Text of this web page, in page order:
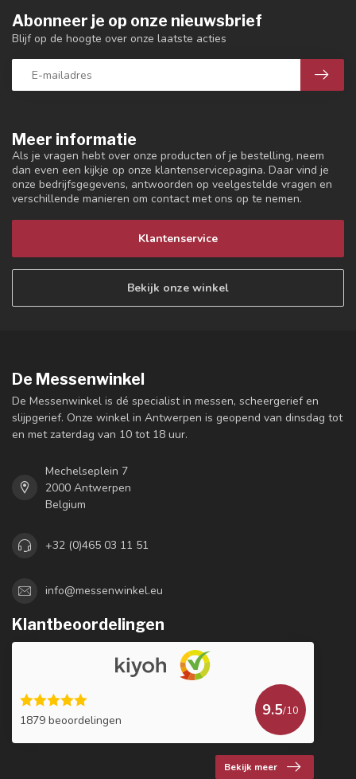
Meer informatie
Als je vragen hebt over onze producten of je bestelling, neem
dan even een kijkje op onze klantenservicepagina. Daar vind je
onze bedrijfsgegevens, antwoorden op veelgestelde vragen en
verschillende manieren om contact met ons op te nemen.
Klantenservice
Bekijk onze winkel
Abonneer je op onze nieuwsbrief
Blijf op de hoogte over onze laatste acties
De Messenwinkel
De Messenwinkel is dé specialist in messen, scheergerief en
slijpgerief. Onze winkel in Antwerpen is geopend van dinsdag tot
en met zaterdag van 10 tot 18 uur.
Mechelseplein 7
2000 Antwerpen
Belgium
+32 (0)465 03 11 51
info@messenwinkel.eu
Klantbeoordelingen
1879 beoordelingen
9.5/10
Bekijk meer